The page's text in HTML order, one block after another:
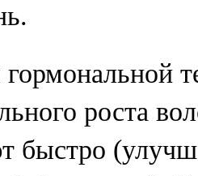
роста
быстро